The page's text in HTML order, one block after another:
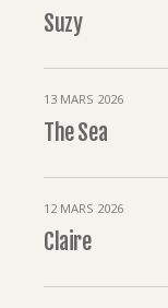
Suzy
13 MARS 2026
The Sea
12 MARS 2026
Claire